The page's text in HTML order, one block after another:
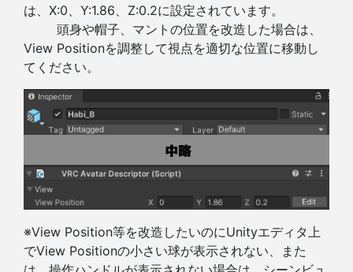
は、X:0、Y:1.86、Z:0.2に設定されています。
頭身や帽子、マントの位置を改造した場合は、
View Positionを調整して視点を適切な位置に移動し
てください。
※View Position等を改造したいのにUnityエディタ上
でView Positionの小さい球が表示されない、また